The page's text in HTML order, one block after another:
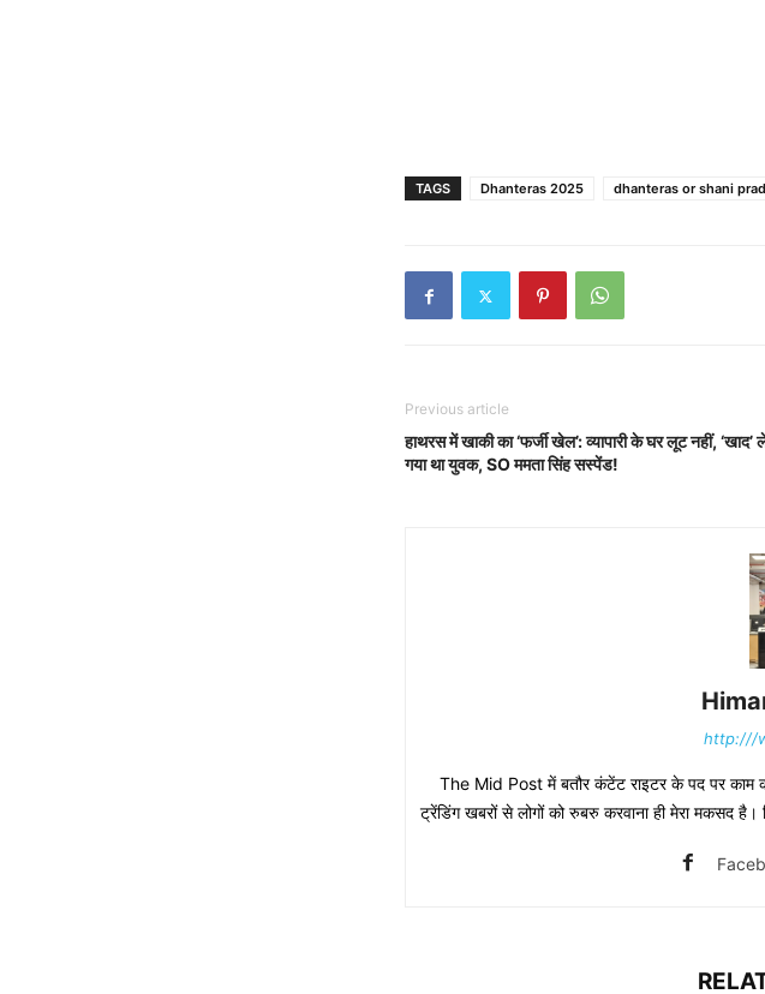
TAGS Dhanteras 2025 dhanteras or shani
Previous article
हाथरस में खाकी का ‘फर्जी खेल’: व्यापारी के घर लूट नहीं, ‘खाद’
गया था युवक, SO ममता सिंह सस्पेंड!
http:///
The Mid Post में बतौर कंटेंट राइटर के पद पर काम
ट्रेंडिंग खबरों से लोगों को रुबरु करवाना ही मेरा मकसद